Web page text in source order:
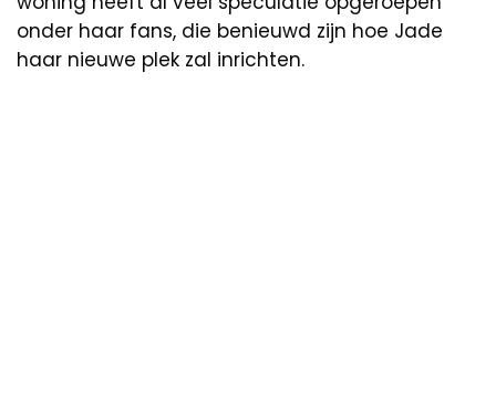
onder haar fans, die benieuwd zijn hoe Jade
haar nieuwe plek zal inrichten.